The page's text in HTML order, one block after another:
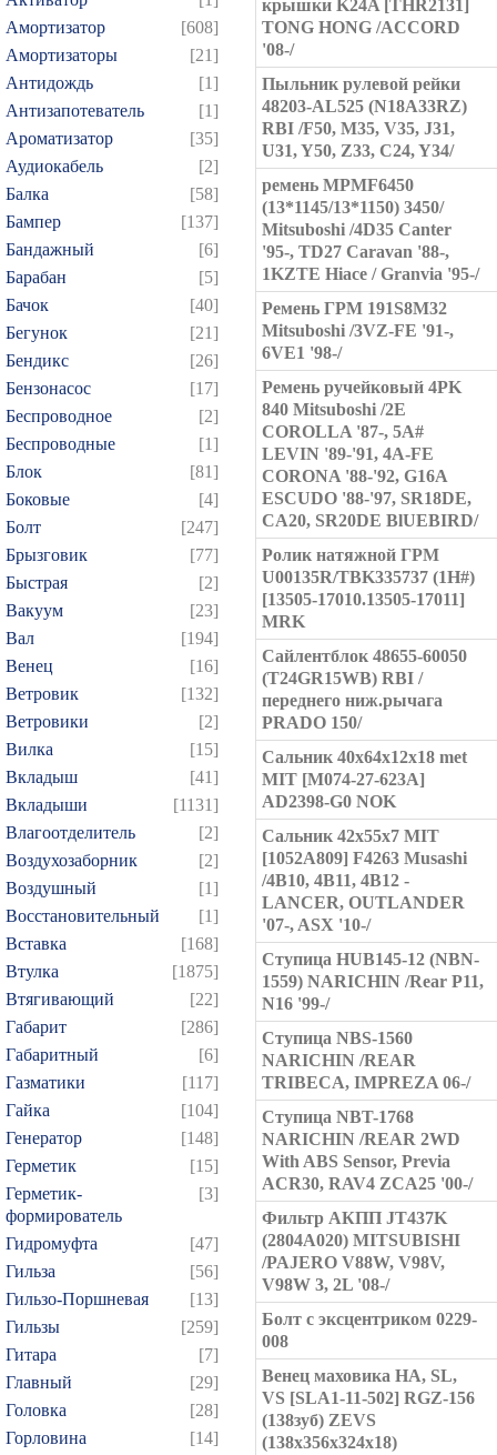
Амортизатор
[608]
Амортизаторы
[21]
Антидождь
[1]
Антизапотеватель
[1]
Ароматизатор
[35]
Аудиокабель
[2]
Балка
[58]
Бампер
[137]
Бандажный
[6]
Барабан
[5]
Бачок
[40]
Бегунок
[21]
Бендикс
[26]
Бензонасос
[17]
Беспроводное
[2]
Беспроводные
[1]
Блок
[81]
Боковые
[4]
Болт
[247]
Брызговик
[77]
Быстрая
[2]
Вакуум
[23]
Вал
[194]
Венец
[16]
Ветровик
[132]
Ветровики
[2]
Вилка
[15]
Вкладыш
[41]
Вкладыши
[1131]
Влагоотделитель
[2]
Воздухозаборник
[2]
Воздушный
[1]
Восстановительный
[1]
Вставка
[168]
Втулка
[1875]
Втягивающий
[22]
Габарит
[286]
Габаритный
[6]
Газматики
[117]
Гайка
[104]
Генератор
[148]
Герметик
[15]
Герметик-
формирователь
[3]
Гидромуфта
[47]
Гильза
[56]
Гильзо-Поршневая
[13]
Гильзы
[259]
Гитара
[7]
Главный
[29]
Головка
[28]
Горловина
[14]
крышки K24A [THR2131]
TONG HONG /ACCORD
'08-/
Пыльник рулевой рейки
48203-AL525 (N18A33RZ)
RBI /F50, M35, V35, J31,
U31, Y50, Z33, C24, Y34/
ремень MPMF6450
(13*1145/13*1150) 3450/
Mitsuboshi /4D35 Canter
'95-, TD27 Caravan '88-,
1KZTE Hiace / Granvia '95-/
Ремень ГРМ 191S8M32
Mitsuboshi /3VZ-FE '91-,
6VE1 '98-/
Ремень ручейковый 4PK
840 Mitsuboshi /2E
COROLLA '87-, 5A#
LEVIN '89-'91, 4A-FE
CORONA '88-'92, G16A
ESCUDO '88-'97, SR18DE,
CA20, SR20DE BlUEBIRD/
Ролик натяжной ГРМ
U00135R/TBK335737 (1H#)
[13505-17010.13505-17011]
MRK
Сайлентблок 48655-60050
(T24GR15WB) RBI /
переднего ниж.рычага
PRADO 150/
Сальник 40x64x12x18 met
MIT [M074-27-623A]
AD2398-G0 NOK
Сальник 42x55x7 MIT
[1052A809] F4263 Musashi
/4B10, 4B11, 4B12 -
LANCER, OUTLANDER
'07-, ASX '10-/
Ступица HUB145-12 (NBN-
1559) NARICHIN /Rear P11,
N16 '99-/
Ступица NBS-1560
NARICHIN /REAR
TRIBECA, IMPREZA 06-/
Ступица NBT-1768
NARICHIN /REAR 2WD
With ABS Sensor, Previa
ACR30, RAV4 ZCA25 '00-/
Фильтр АКПП JT437K
(2804A020) MITSUBISHI
/PAJERO V88W, V98V,
V98W 3, 2L '08-/
Болт с эксцентриком 0229-
008
Венец маховика HA, SL,
VS [SLA1-11-502] RGZ-156
(138зуб) ZEVS
(138x356x324x18)